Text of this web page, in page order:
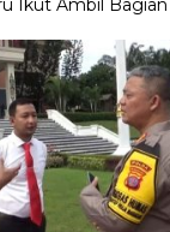
Ikut Ambil Bagian